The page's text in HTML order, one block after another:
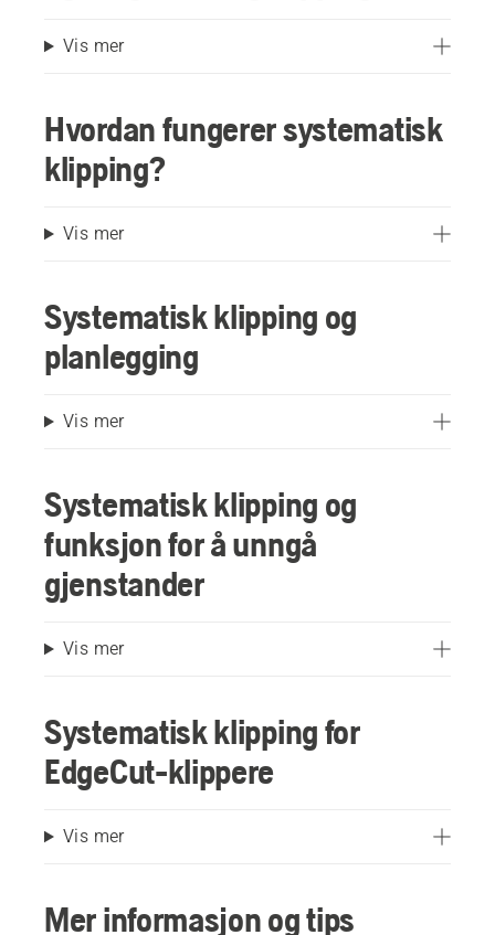
Vis mer
Hvordan fungerer systematisk
klipping?
Vis mer
Systematisk klipping og
planlegging
Vis mer
Systematisk klipping og
funksjon for å unngå
gjenstander
Vis mer
Systematisk klipping for
EdgeCut-klippere
Vis mer
Mer informasjon og tips